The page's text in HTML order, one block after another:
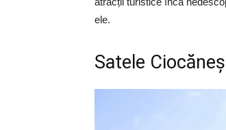
ele.
Satele